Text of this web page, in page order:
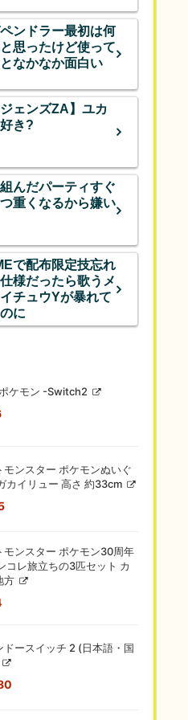
ンドラー最初は何
思ったけど使って
なかなか面白い
ジェンズZA】ユカ
き?
んだパーティすぐ
重くなるから嫌い
で配布限定技忘れ
様だったら歌うメ
チュウYが暴れて
に
ケモン -Switch2
モンスター ポケモンぬいぐ
カイリュー 高さ 約33cm
モンスター ポケモン30周年
コレ旅立ちの3匹セット カ
方
ドースイッチ 2 (日本語・国